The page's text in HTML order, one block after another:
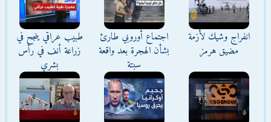
انفراج وشيك لأزمة
مضيق هرمز
اجتماع أوروبي طارئ
بشأن الهجرة بعد واقعة
سبتة
طبيب عراقي ينجح في
زراعة أنف في رأس
بشري